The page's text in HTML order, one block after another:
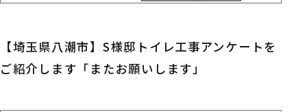
【埼玉県八潮市】S様邸トイレ工事アンケートを
ご紹介します「またお願いします」